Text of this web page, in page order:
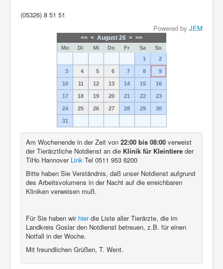
(05326) 8 51 51
Powered by JEM
<< < August 26 > >>
Mo Di Mi Do Fr Sa
So
1
2
3 4 5 6 7 8 9
10 11 12 13 14 15 16
17 18 19 20 21 22 23
24 25 26 27 28 29 30
31
Am Wochenende in der Zeit von 22:00 bis 08:00 verweist
der Tierärztliche Notdienst an die Klinik für Kleintiere der
TiHo Hannover Link Tel 0511 953 6200
Bitte haben Sie Verständnis, daß unser Notdienst aufgrund
des Arbeitsvolumens in der Nacht auf die erreichbaren
Kliniken verweisen muß.
Für Sie haben wir hierdie Liste aller Tierärzte, die im
Landkreis Goslar den Notdienst betreuen, z.B. für einen
Notfall in der Woche.
Mit freundlichen Grüßen, T. Went.